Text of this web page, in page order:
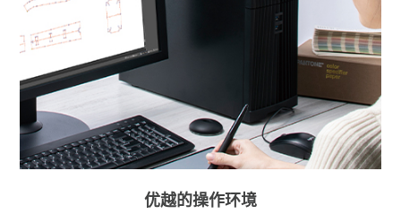
不断升级的CAD软件
利用3D技术的制造工艺
3D-2D展开
3D模拟
3D套入
优越的操作环境